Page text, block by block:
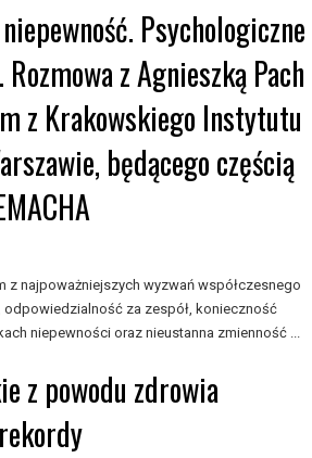
Psychologiczne
z Agnieszką
z Krakowskiego Instytutu
będącego częścią
z najpoważniejszych wyzwań współczesnego
odpowiedzialność za zespół, konieczność
niepewności oraz nieustanna zmienność ...
z powodu zdrowia